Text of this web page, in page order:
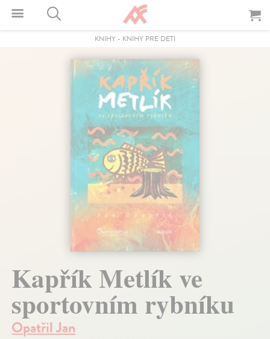
KNIHY - KNIHY PRE DETI
Kapřík Metlík ve
sportovním rybníku
Opatřil Jan